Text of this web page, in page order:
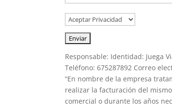
Responsable: Identidad: Juega
Teléfono: 675287892 Correo
“En nombre de la empresa
realizar la facturación del
comercial o durante los años